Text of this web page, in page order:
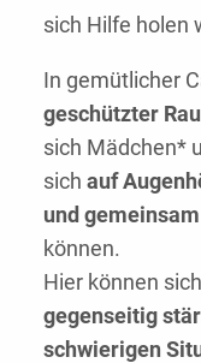
sich Hilfe holen
In gemütlicher
geschützter
sich Mädchen*
sich auf
und
können.
Hier können
gegenseitig
schwierigen